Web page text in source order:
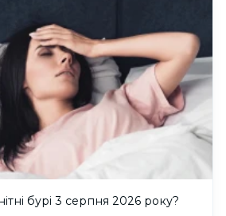
бурі 3 серпня 2026 року?